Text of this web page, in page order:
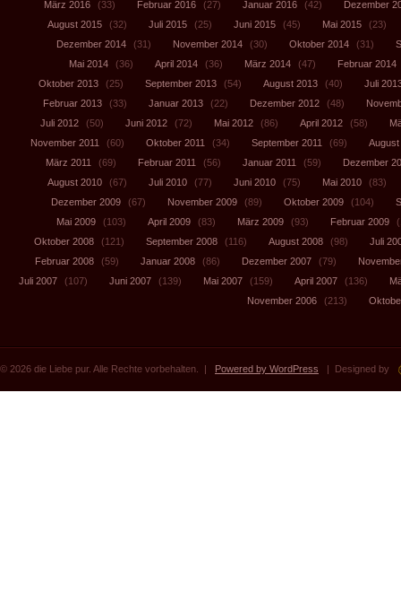
März 2016
(33) Februar 2016 (27) Januar 2016 (42)
Dezember
August 2015
(32) Juli 2015 (25) Juni 2015 (45) Mai 2015
(23)
Dezember 2014
(31) November 2014 (30) Oktober 2014 (31)
Mai 2014
(36) April 2014 (36) März 2014 (47) Februar 2014
Oktober 2013
(25) September 2013 (54) August 2013 (40)
Juli
Februar 2013
(33) Januar 2013 (22) Dezember 2012 (48)
Juli 2012
(50) Juni 2012 (72) Mai 2012 (86) April 2012 (58)
November 2011
(60) Oktober 2011 (34) September 2011 (69)
August
März 2011
(69) Februar 2011 (56) Januar 2011 (59)
Dezember
August 2010
(67) Juli 2010 (77) Juni 2010 (75) Mai 2010
(83)
Dezember 2009
(67) November 2009 (89) Oktober 2009 (104)
Mai 2009
(103) April 2009 (83) März 2009 (93) Februar 2009
Oktober 2008
(121) September 2008 (116) August 2008 (98)
Juli
Februar 2008
(59) Januar 2008 (86) Dezember 2007 (79)
Juli 2007
(107) Juni 2007 (139) Mai 2007 (159) April 2007 (136)
November 2006
(213)
© 2026 die Liebe pur. Alle Rechte vorbehalten. | Powered by WordPress | Designed by